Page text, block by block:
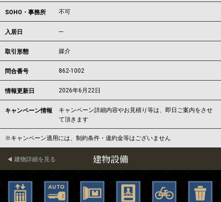
SOHO・事務所 不可
入居日 ---
取引形態 媒介
問合番号 862-1002
情報更新日 2026年6月22日
キャンペーン情報
キャンペーン詳細内容やお見積り等は、即日ご案内をさせ
て頂きます
※キャンペーン適用には、制約条件・違約金等はございません
建物設備
建物詳細を見る